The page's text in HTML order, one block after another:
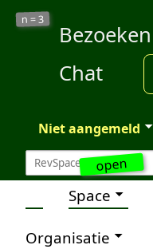
open
n =3
Bezoeken
Chat
Niet aangemeld
Space
Organisatie